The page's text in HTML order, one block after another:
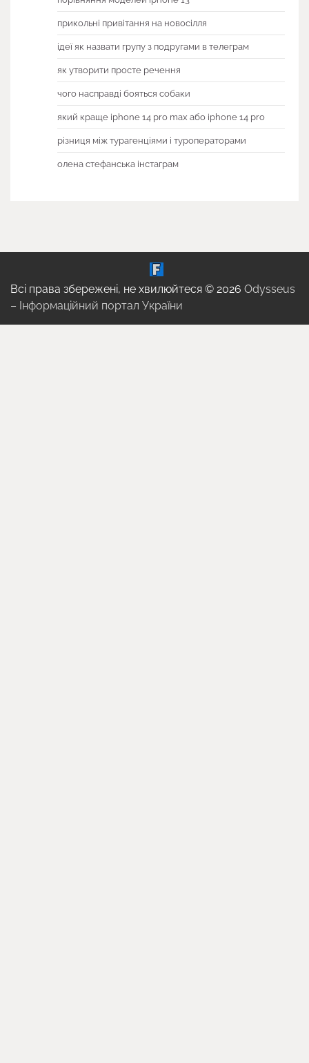
прикольні привітання на новосілля
ідеї як назвати групу з подругами в телеграм
як утворити просте речення
чого насправді бояться собаки
який краще iphone 14 pro max або iphone 14 pro
різниця між турагенціями і туроператорами
олена стефанська інстаграм
Всі права збережені, не хвилюйтеся © 2026 Odysseus
– Інформаційний портал України